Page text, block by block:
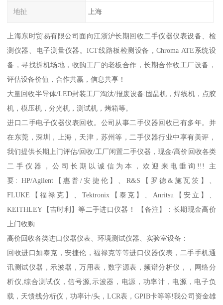
地扯 上海
上海东时贸易有限公司面向江浙沪长期回收二手仪器仪表设备、检
测仪器、电子测量仪器。ICT线路板检测设备，Chroma ATE系统设
备，寻找拆机场地，收购工厂的老板合作，长期合作收工厂设备，
评估设备价值，合作共赢，信息共享！
大量回收半导体/LED封装工厂淘汰/报废设备:固晶机，焊线机，点胶
机，模压机，分光机，测试机，烤箱等。
进口二手电子仪器仪表回收。公司从事二手仪器回收已有多年。并
在东莞，深圳，上海，天津，苏州等，二手仪器行业中享有美评，
我们提供长期上门评估/回收/工厂闲置二手仪器，现金/高价回收各类
二手仪器，公司长期以诚信为本，欢迎来电垂询!!! 主
要: HP/Agilent【惠普/安捷伦】、R&S【罗德&施瓦茨】、
FLUKE【福禄克】、Tektronix【泰克】、Anritsu【安立】、
KEITHLEY【吉时利】等二手进口仪器！ 【备注】：长期现金高价
上门收购
高价回收各类进口仪器仪表、环境测试仪器、实验室设备：
回收进口如泰克，安捷伦，福禄克等等进口仪器仪表，二手手机通
讯测试仪器，示波器，万用表，数字源表，频谱分析仪，，网络分
析仪,综合测试仪，信号源,示波器，电源，功率计，电源，电子负
载，天馈线分析仪，功率计/头，LCR表，GPIB卡等等!我公司资金雄